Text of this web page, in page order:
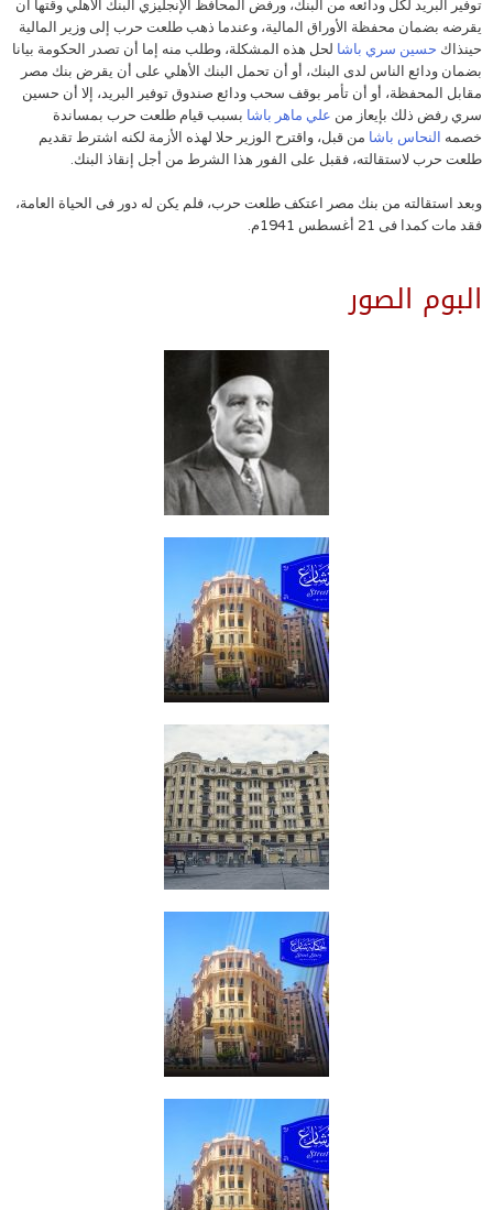
توفير البريد لكل ودائعه من البنك، ورفض المحافظ الإنجليزي البنك الأهلي وقتها أن
يقرضه بضمان محفظة الأوراق المالية، وعندما ذهب طلعت حرب إلى وزير المالية
حينذاك حسين سري باشا لحل هذه المشكلة، وطلب منه إما أن تصدر الحكومة بيانا
بضمان ودائع الناس لدى البنك، أو أن تحمل البنك الأهلي على أن يقرض بنك مصر
مقابل المحفظة، أو أن تأمر بوقف سحب ودائع صندوق توفير البريد، إلا أن حسين
سري رفض ذلك بإيعاز من علي ماهر باشا بسبب قيام طلعت حرب بمساندة
خصمه النحاس باشا من قبل، واقترح الوزير حلا لهذه الأزمة لكنه اشترط تقديم
طلعت حرب لاستقالته، فقبل على الفور هذا الشرط من أجل إنقاذ البنك.
وبعد استقالته من بنك مصر اعتكف طلعت حرب، فلم يكن له دور فى الحياة العامة،
فقد مات كمدا فى 21 أغسطس 1941م.
البوم الصور